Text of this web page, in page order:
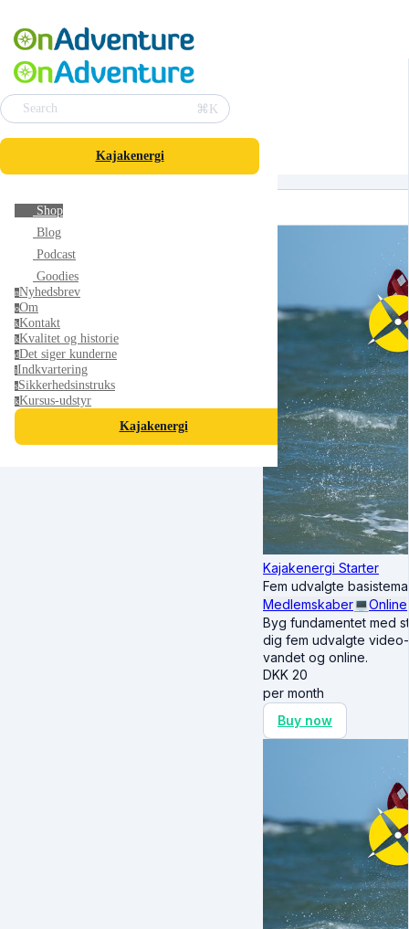
Search ⌘K
Kajakenergi
Shop
Blog
Podcast
Goodies
nNyhedsbrev
oOm
kKontakt
kKvalitet og historie
dDet siger kunderne
iIndkvartering
sSikkerhedsinstruks
kKursus-udstyr
Kajakenergi
Kajakenergi Starter
Fem udvalgte
Medlemskaber💻Online
Byg fundamentet med
dig fem udvalgte
vandet og online.
DKK 20
per month
Buy now